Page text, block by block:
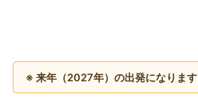
※ 来年（2027年）の出発になります